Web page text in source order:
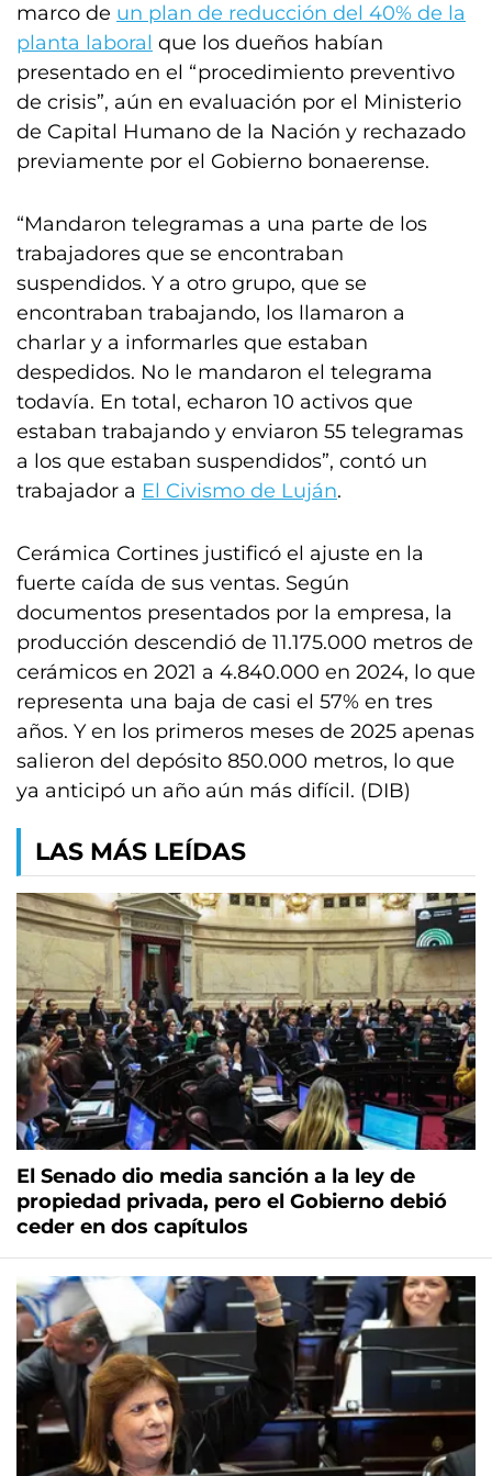
marco de un plan de reducción del 40% de la
planta laboral que los dueños habían
presentado en el “procedimiento preventivo
de crisis”, aún en evaluación por el Ministerio
de Capital Humano de la Nación y rechazado
previamente por el Gobierno bonaerense.
“Mandaron telegramas a una parte de los
trabajadores que se encontraban
suspendidos. Y a otro grupo, que se
encontraban trabajando, los llamaron a
charlar y a informarles que estaban
despedidos. No le mandaron el telegrama
todavía. En total, echaron 10 activos que
estaban trabajando y enviaron 55 telegramas
a los que estaban suspendidos”, contó un
trabajador a El Civismo de Luján.
Cerámica Cortines justificó el ajuste en la
fuerte caída de sus ventas. Según
documentos presentados por la empresa, la
producción descendió de 11.175.000 metros de
cerámicos en 2021 a 4.840.000 en 2024, lo que
representa una baja de casi el 57% en tres
años. Y en los primeros meses de 2025 apenas
salieron del depósito 850.000 metros, lo que
ya anticipó un año aún más difícil. (DIB)
LAS MÁS LEÍDAS
El Senado dio media sanción a la ley de
propiedad privada, pero el Gobierno debió
ceder en dos capítulos